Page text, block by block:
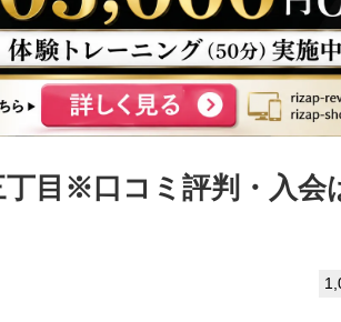
目※口コミ評判・入会